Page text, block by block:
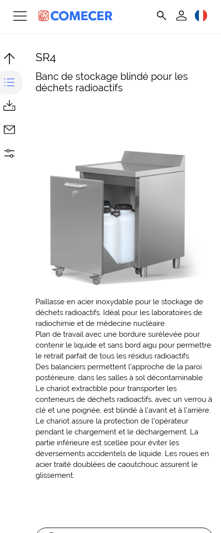
SR4
Banc de stockage blindé pour les
déchets radioactifs
Paillasse en acier inoxydable pour le stockage de
déchets radioactifs. Idéal pour les laboratoires de
radiochimie et de médecine nucléaire.
Plan de travail avec une bordure surélevée pour
contenir le liquide et sans bord aigu pour permettre
le retrait parfait de tous les résidus radioactifs.
Des balanciers permettent l’approche de la paroi
postérieure, dans les salles à sol décontaminable.
Le chariot extractible pour transporter les
conteneurs de déchets radioactifs, avec un verrou à
clé et une poignée, est blindé à l’avant et à l’arrière.
Le chariot assure la protection de l’opérateur
pendant le chargement et le déchargement. La
partie inférieure est scellée pour éviter les
déversements accidentels de liquide. Les roues en
acier traité doublées de caoutchouc assurent le
glissement.